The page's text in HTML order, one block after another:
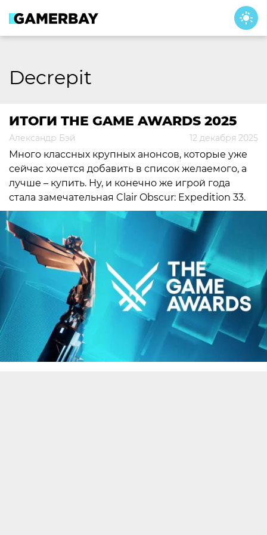
content
Decrepit
ИТОГИ THE GAME AWARDS 2025
Александр Бэй 12 декабря 2025
Много классных крупных анонсов, которые уже
сейчас хочется добавить в список желаемого, а
лучше – купить. Ну, и конечно же игрой года
стала замечательная Clair Obscur: Expedition 33.